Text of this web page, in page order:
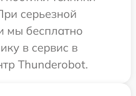
серьезной
мы бесплатно
в сервис в
Thunderobot.